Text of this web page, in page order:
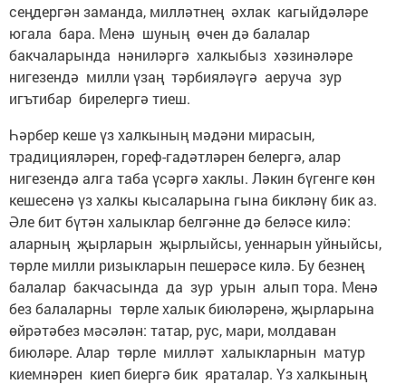
сеңдергән заманда, милләтнең әхлак кагыйдәләре
югала бара. Менә шуның өчен дә балалар
бакчаларында нәниләргә халкыбыз хәзинәләре
нигезендә милли үзаң тәрбияләүгә аеруча зур
игътибар бирелергә тиеш.
Һәрбер кеше үз халкының мәдәни мирасын,
традицияләрен, гореф-гадәтләрен белергә, алар
нигезендә алга таба үсәргә хаклы. Ләкин бүгенге көн
кешесенә үз халкы кысаларына гына бикләнү бик аз.
Әле бит бүтән халыклар белгәнне дә беләсе килә:
аларның җырларын җырлыйсы, уеннарын уйныйсы,
төрле милли ризыкларын пешерәсе килә. Бу безнең
балалар бакчасында да зур урын алып тора. Менә
без балаларны төрле халык биюләренә, җырларына
өйрәтәбез мәсәлән: татар, рус, мари, молдаван
биюләре. Алар төрле милләт халыкларнын матур
киемнәрен киеп биергә бик яраталар. Үз халкының